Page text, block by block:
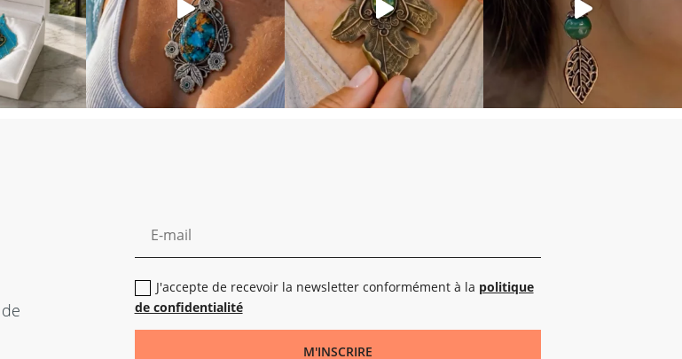
J'accepte de recevoir la newsletter conformément à la politique
de confidentialité
M'INSCRIRE